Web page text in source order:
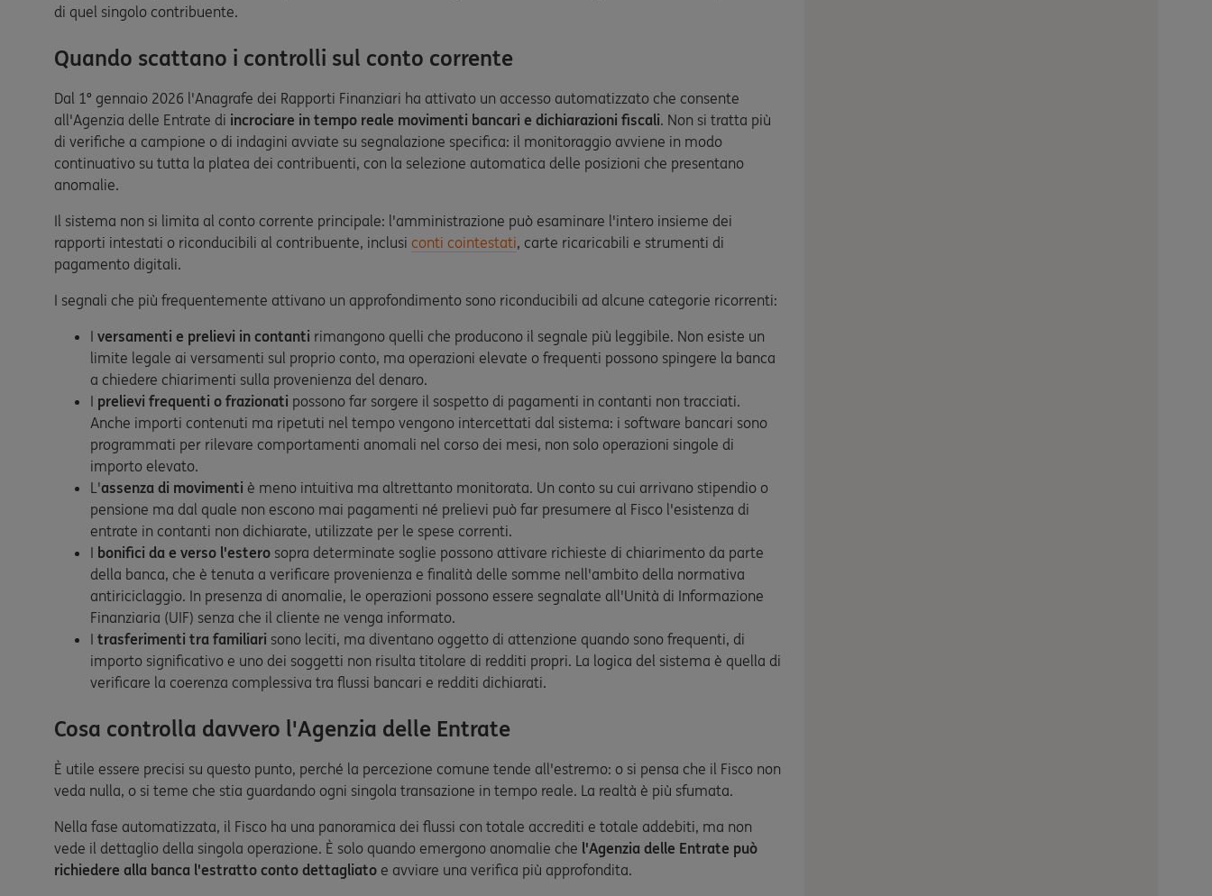
di quel singolo contribuente.
Quando scattano i controlli sul conto corrente
Dal 1° gennaio 2026 l'Anagrafe dei Rapporti Finanziari ha attivato un accesso automatizzato che consente
all'Agenzia delle Entrate di incrociare in tempo reale movimenti bancari e dichiarazioni fiscali. Non si tratta più
di verifiche a campione o di indagini avviate su segnalazione specifica: il monitoraggio avviene in modo
continuativo su tutta la platea dei contribuenti, con la selezione automatica delle posizioni che presentano
anomalie.
Il sistema non si limita al conto corrente principale: l'amministrazione può esaminare l'intero insieme dei
rapporti intestati o riconducibili al contribuente, inclusi conti cointestati, carte ricaricabili e strumenti di
pagamento digitali.
I segnali che più frequentemente attivano un approfondimento sono riconducibili ad alcune categorie ricorrenti:
I versamenti e prelievi in contanti rimangono quelli che producono il segnale più leggibile. Non esiste un
limite legale ai versamenti sul proprio conto, ma operazioni elevate o frequenti possono spingere la banca
a chiedere chiarimenti sulla provenienza del denaro.
I prelievi frequenti o frazionati possono far sorgere il sospetto di pagamenti in contanti non tracciati.
Anche importi contenuti ma ripetuti nel tempo vengono intercettati dal sistema: i software bancari sono
programmati per rilevare comportamenti anomali nel corso dei mesi, non solo operazioni singole di
importo elevato.
L'assenza di movimenti è meno intuitiva ma altrettanto monitorata. Un conto su cui arrivano stipendio o
pensione ma dal quale non escono mai pagamenti né prelievi può far presumere al Fisco l'esistenza di
entrate in contanti non dichiarate, utilizzate per le spese correnti.
I bonifici da e verso l'estero sopra determinate soglie possono attivare richieste di chiarimento da parte
della banca, che è tenuta a verificare provenienza e finalità delle somme nell'ambito della normativa
antiriciclaggio. In presenza di anomalie, le operazioni possono essere segnalate all'Unità di Informazione
Finanziaria (UIF) senza che il cliente ne venga informato.
I trasferimenti tra familiari sono leciti, ma diventano oggetto di attenzione quando sono frequenti, di
importo significativo e uno dei soggetti non risulta titolare di redditi propri. La logica del sistema è quella di
verificare la coerenza complessiva tra flussi bancari e redditi dichiarati.
Cosa controlla davvero l'Agenzia delle Entrate
È utile essere precisi su questo punto, perché la percezione comune tende all'estremo: o si pensa che il Fisco non
veda nulla, o si teme che stia guardando ogni singola transazione in tempo reale. La realtà è più sfumata.
Nella fase automatizzata, il Fisco ha una panoramica dei flussi con totale accrediti e totale addebiti, ma non
vede il dettaglio della singola operazione. È solo quando emergono anomalie che l'Agenzia delle Entrate può
richiedere alla banca l'estratto conto dettagliato e avviare una verifica più approfondita.